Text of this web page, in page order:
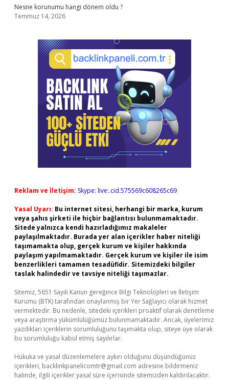
Nesne korunumu hangi dönem oldu ?
Temmuz 14, 2026
Reklam ve İletişim: Skype: live:.cid.575569c608265c69
Yasal Uyarı: Bu internet sitesi, herhangi bir marka, kurum
veya şahıs şirketi ile hiçbir bağlantısı bulunmamaktadır.
Sitede yalnızca kendi hazırladığımız makaleler
paylaşılmaktadır. Burada yer alan içerikler haber niteliği
taşımamakta olup, gerçek kurum ve kişiler hakkında
paylaşım yapılmamaktadır. Gerçek kurum ve kişiler ile isim
benzerlikleri tamamen tesadüfidir. Sitemizdeki bilgiler
taslak halindedir ve tavsiye niteliği taşımazlar.
Sitemiz, 5651 Sayılı Kanun gereğince Bilgi Teknolojileri ve İletişim
Kurumu (BTK) tarafından onaylanmış bir Yer Sağlayıcı olarak hizmet
vermektedir. Bu nedenle, sitedeki içerikleri proaktif olarak denetleme
veya araştırma yükümlülüğümüz bulunmamaktadır. Ancak, üyelerimiz
yazdıkları içeriklerin sorumluluğunu taşımakta olup, siteye üye olarak
bu sorumluluğu kabul etmiş sayılırlar.
Hukuka ve yasal düzenlemelere aykırı olduğunu düşündüğünüz
içerikleri, backlinkpanelicomtr@gmail.com adresine bildirmeniz
halinde, ilgili içerikler yasal süre içerisinde sitemizden kaldırılacaktır.